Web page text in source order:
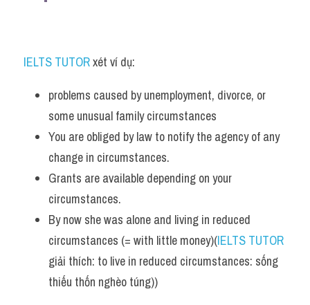
IELTS TUTOR xét ví dụ:
problems caused by unemployment, divorce, or
some unusual family circumstances
You are obliged by law to notify the agency of any
change in circumstances.
Grants are available depending on your
circumstances.
By now she was alone and living in reduced
circumstances (= with little money)(IELTS TUTOR
giải thích: to live in reduced circumstances: sống
thiếu thốn nghèo túng))